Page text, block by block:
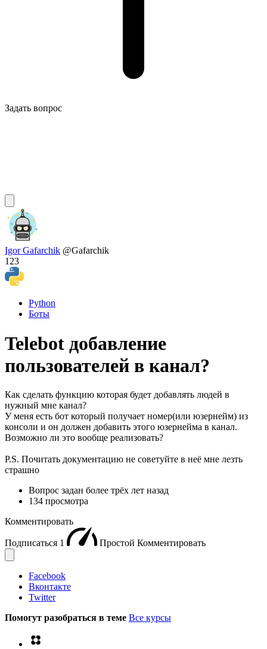
Задать вопрос
Igor Gafarchik @Gafarchik
123
Python
Боты
Telebot добавление
пользователей в канал?
Как сделать функцию которая будет добавлять людей в
нужный мне канал?
У меня есть бот который получает номер(или юзернейм) из
консоли и он должен добавить этого юзернейма в канал.
Возможно ли это вообще реализовать?
P.S. Почитать документацию не советуйте в неё мне лезть
страшно
Вопрос задан более трёх лет назад
134 просмотра
Комментировать
Подписаться 1 Простой Комментировать
Facebook
Вконтакте
Twitter
Помогут разобраться в теме Все курсы